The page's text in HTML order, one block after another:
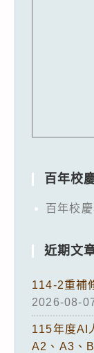
百年校
百年校
近期文
114-2重補
2026-08-
115年度AI
A2、A3、